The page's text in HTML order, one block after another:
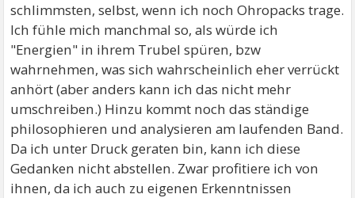
schlimmsten, selbst, wenn ich noch Ohropacks trage.
Ich fühle mich manchmal so, als würde ich
"Energien" in ihrem Trubel spüren, bzw
wahrnehmen, was sich wahrscheinlich eher verrückt
anhört (aber anders kann ich das nicht mehr
umschreiben.) Hinzu kommt noch das ständige
philosophieren und analysieren am laufenden Band.
Da ich unter Druck geraten bin, kann ich diese
Gedanken nicht abstellen. Zwar profitiere ich von
ihnen, da ich auch zu eigenen Erkenntnissen